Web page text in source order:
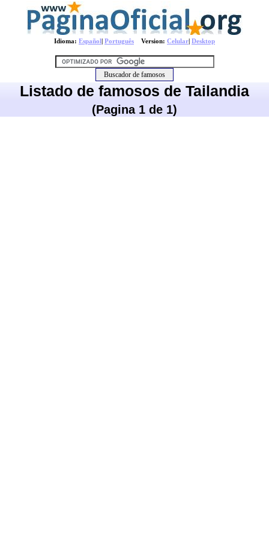
Idioma: Español| Português Version: Celular| Desktop
Listado de famosos de Tailandia
(Pagina 1 de 1)